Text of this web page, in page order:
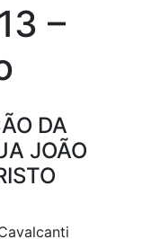
–
DA
JOÃO